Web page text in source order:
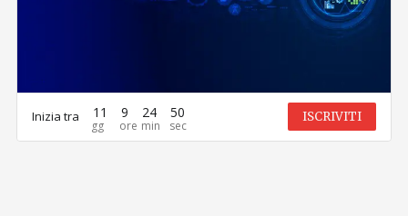
Inizia tra 11 9 24 50 ISCRIVITI